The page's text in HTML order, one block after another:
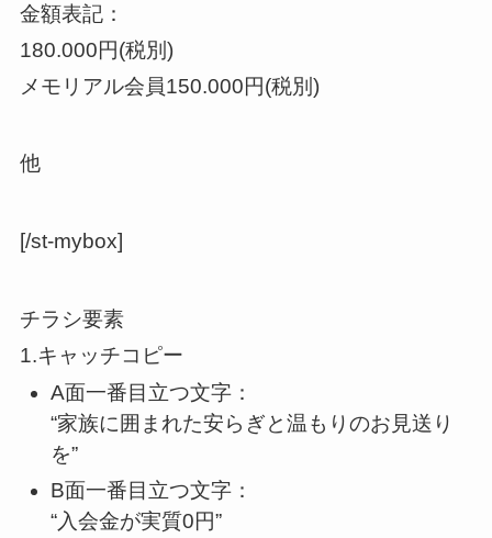
金額表記：
180.000円(税別)
メモリアル会員150.000円(税別)
他
[/st-mybox]
チラシ要素
1.キャッチコピー
A面一番目立つ文字：
“家族に囲まれた安らぎと温もりのお見送り
を”
B面一番目立つ文字：
“入会金が実質0円”